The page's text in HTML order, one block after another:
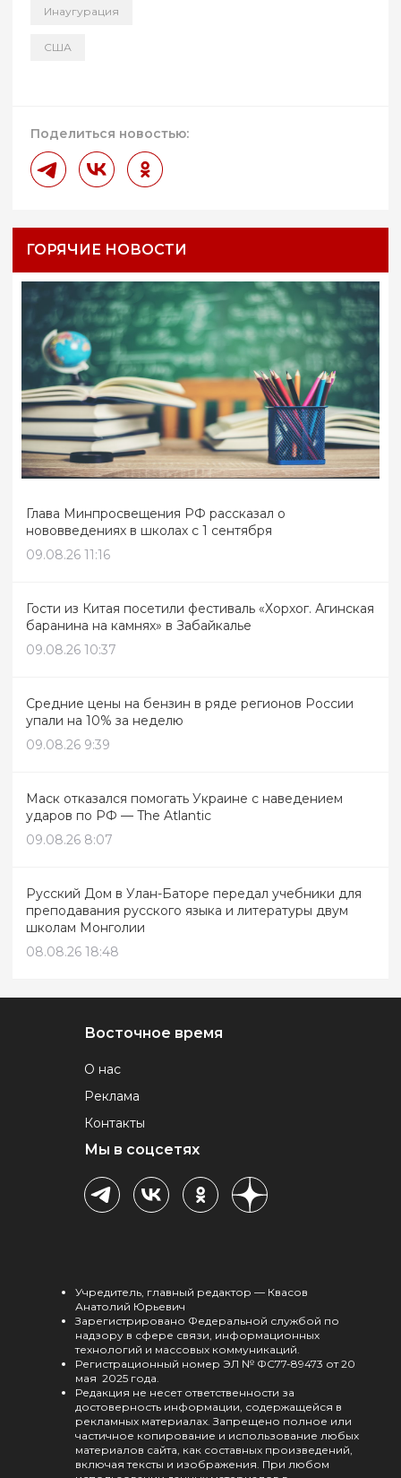
Инаугурация
США
Поделиться новостью:
ГОРЯЧИЕ НОВОСТИ
Глава Минпросвещения РФ рассказал о
нововведениях в школах с 1 сентября
09.08.26 11:16
Гости из Китая посетили фестиваль «Хорхог. Агинская
баранина на камнях» в Забайкалье
09.08.26 10:37
Средние цены на бензин в ряде регионов России
упали на 10% за неделю
09.08.26 9:39
Маск отказался помогать Украине с наведением
ударов по РФ — The Atlantic
09.08.26 8:07
Русский Дом в Улан-Баторе передал учебники для
преподавания русского языка и литературы двум
школам Монголии
08.08.26 18:48
Восточное время
О нас
Реклама
Контакты
Мы в соцсетях
Учредитель, главный редактор — Квасов
Анатолий Юрьевич
Зарегистрировано Федеральной службой по
надзору в сфере связи, информационных
технологий и массовых коммуникаций.
Регистрационный номер ЭЛ № ФС77-89473 от 20
мая 2025 года.
Редакция не несет ответственности за
достоверность информации, содержащейся в
рекламных материалах. Запрещено полное или
частичное копирование и использование любых
материалов сайта, как составных произведений,
включая тексты и изображения. При любом